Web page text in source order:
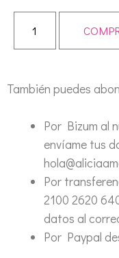
También puedes
Por Bizum al
envíame tus
Por
2100 2620
datos al
Por Paypal